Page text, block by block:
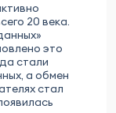
20 века.
это
стали
а обмен
стал